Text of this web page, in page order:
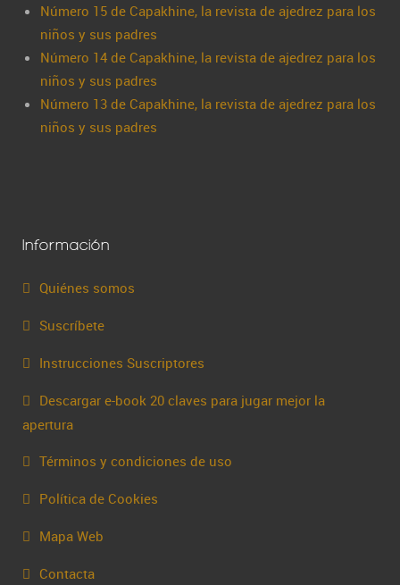
Número 15 de Capakhine, la revista de ajedrez para los
niños y sus padres
Número 14 de Capakhine, la revista de ajedrez para los
niños y sus padres
Número 13 de Capakhine, la revista de ajedrez para los
niños y sus padres
Información
Quiénes somos
Suscríbete
Instrucciones Suscriptores
Descargar e-book 20 claves para jugar mejor la
apertura
Términos y condiciones de uso
Política de Cookies
Mapa Web
Contacta